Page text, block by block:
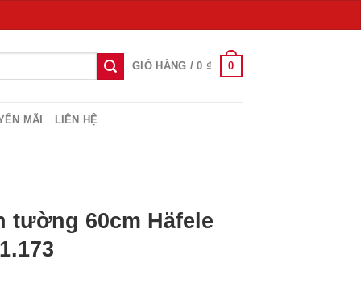
GIỎ HÀNG /0 ₫ 0
MÃI LIÊN HỆ
tường 60cm Häfele